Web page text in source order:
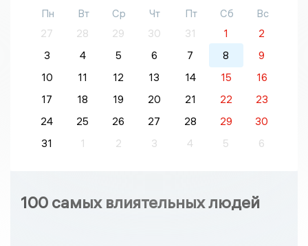
Пн Вт Ср Чт Пт Сб
Вс
27
28 29 30 31 1
2
3
4 5 6 7 8
9
10
11 12 13 14 15
16
17
18 19 20 21 22
23
24
25 26 27 28 29
30
31
1 2 3 4 5 6
100 самых влиятельных людей